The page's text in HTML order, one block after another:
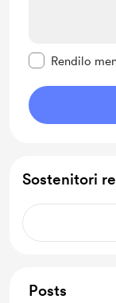
Rendilo
Sostenitori
Posts